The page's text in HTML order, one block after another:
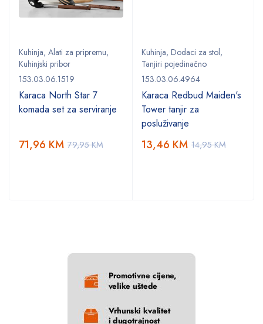
Kuhinja, Alati za pripremu,
Kuhinjski pribor
153.03.06.1519
Karaca North Star 7
komada set za serviranje
79,95KM
71,96 KM
Kuhinja, Dodaci za stol,
Tanjiri pojedinačno
153.03.06.4964
Karaca Redbud Maiden's
Tower tanjir za
posluživanje
14,95KM
13,46 KM